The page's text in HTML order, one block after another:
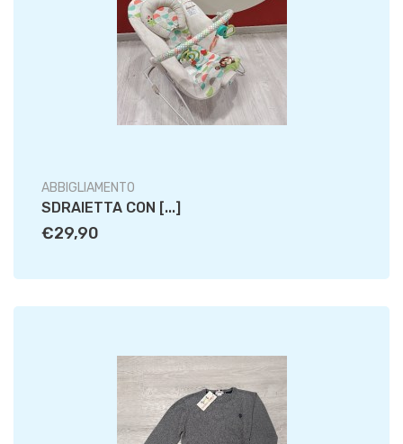
ABBIGLIAMENTO
SDRAIETTA CON [...]
€29,90